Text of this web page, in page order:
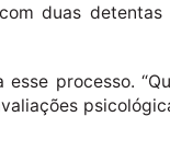
duas
processo.